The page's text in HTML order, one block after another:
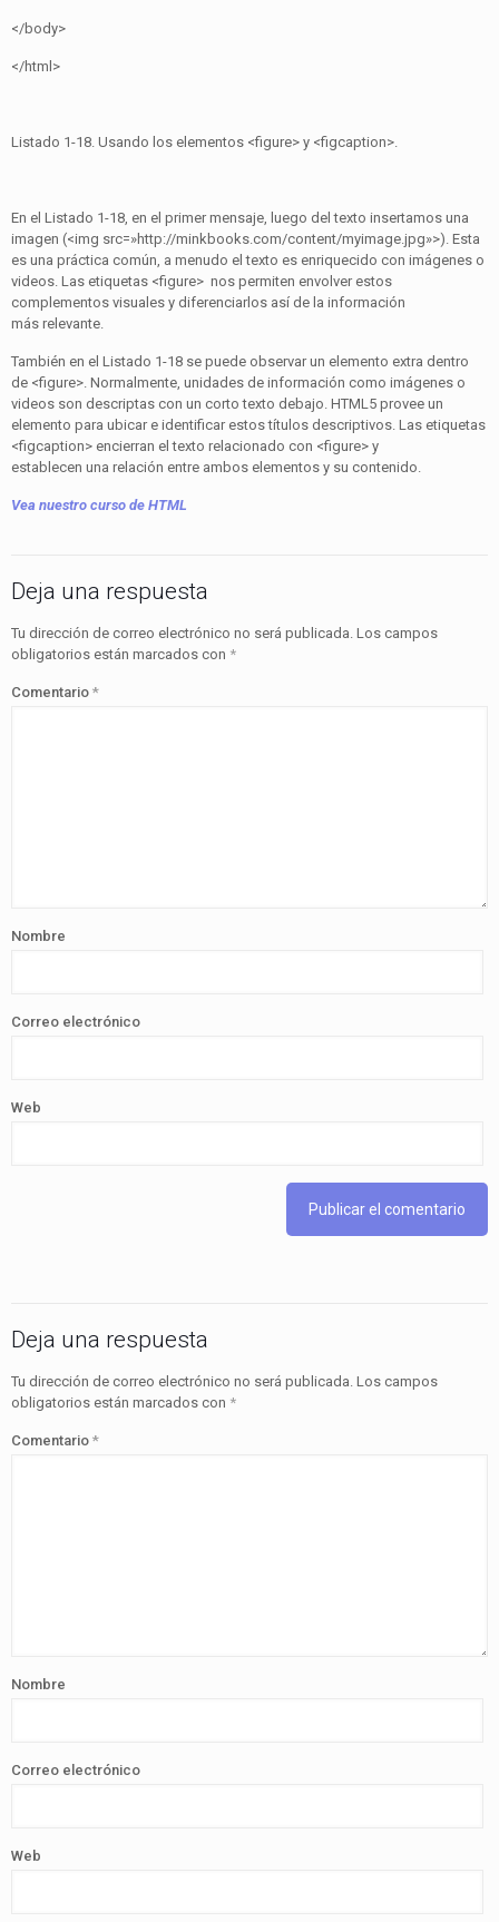
</body>
</html>
Listado 1-18. Usando los elementos <figure> y <figcaption>.
En el Listado 1-18, en el primer mensaje, luego del texto insertamos una
imagen (<img src=»http://minkbooks.com/content/myimage.jpg»>). Esta
es una práctica común, a menudo el texto es enriquecido con imágenes o
videos. Las etiquetas <figure> nos permiten envolver estos
complementos visuales y diferenciarlos así de la información
más relevante.
También en el Listado 1-18 se puede observar un elemento extra dentro
de <figure>. Normalmente, unidades de información como imágenes o
videos son descriptas con un corto texto debajo. HTML5 provee un
elemento para ubicar e identificar estos títulos descriptivos. Las etiquetas
<figcaption> encierran el texto relacionado con <figure> y
establecen una relación entre ambos elementos y su contenido.
Vea nuestro curso de HTML
Deja una respuesta
Tu dirección de correo electrónico no será publicada. Los campos
obligatorios están marcados con *
Comentario *
Nombre
Correo electrónico
Web
Deja una respuesta
Tu dirección de correo electrónico no será publicada. Los campos
obligatorios están marcados con *
Comentario *
Nombre
Correo electrónico
Web